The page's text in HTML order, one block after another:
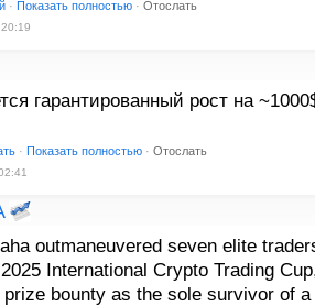
· Показать полностью · Отослать
гарантированный рост на
· Показать полностью · Отослать
outmaneuvered seven elite
International Crypto Trading
prize bounty as the sole survivor of